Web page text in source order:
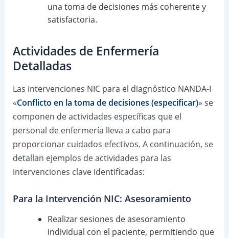
una toma de decisiones más coherente y
satisfactoria.
Actividades de Enfermería
Detalladas
Las intervenciones NIC para el diagnóstico NANDA-I
«Conflicto en la toma de decisiones (especificar)» se
componen de actividades específicas que el
personal de enfermería lleva a cabo para
proporcionar cuidados efectivos. A continuación, se
detallan ejemplos de actividades para las
intervenciones clave identificadas:
Para la Intervención NIC: Asesoramiento
Realizar sesiones de asesoramiento
individual con el paciente, permitiendo que